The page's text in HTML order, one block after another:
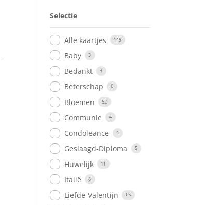
Selectie
Alle kaartjes 145
Baby 3
Bedankt 3
Beterschap 6
Bloemen 52
Communie 4
Condoleance 4
Geslaagd-Diploma 5
Huwelijk 11
Italië 8
Liefde-Valentijn 15